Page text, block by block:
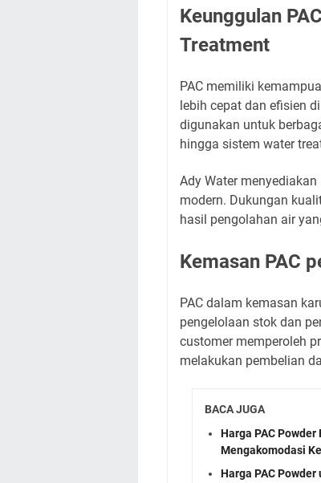
Keunggulan
Treatment
PAC memiliki
lebih cepat dan efisien
digunakan untuk
hingga sistem water
Ady Water
modern. Dukungan
hasil pengolahan air
Kemasan PAC
PAC dalam kemasan
pengelolaan stok dan
customer memperoleh
melakukan pembelian
BACA JUGA
Harga PAC
Mengakomodasi
Harga PAC